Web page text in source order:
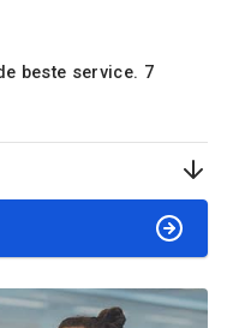
beste service. 7